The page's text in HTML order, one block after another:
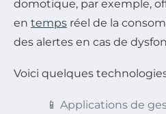
domotique, par exemple,
en temps réel de la
des alertes en cas de
Voici quelques
📱 Applications de